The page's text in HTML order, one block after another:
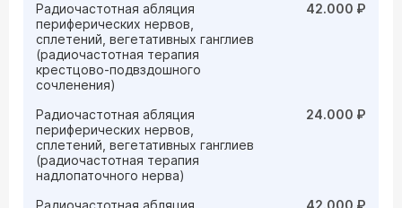
Радиочастотная абляция
периферических нервов,
сплетений, вегетативных ганглиев
(радиочастотная терапия
крестцово-подвздошного
сочленения)
42.000 ₽
Радиочастотная абляция
периферических нервов,
сплетений, вегетативных ганглиев
(радиочастотная терапия
надлопаточного нерва)
24.000 ₽
Радиочастотная абляция
42.000 ₽